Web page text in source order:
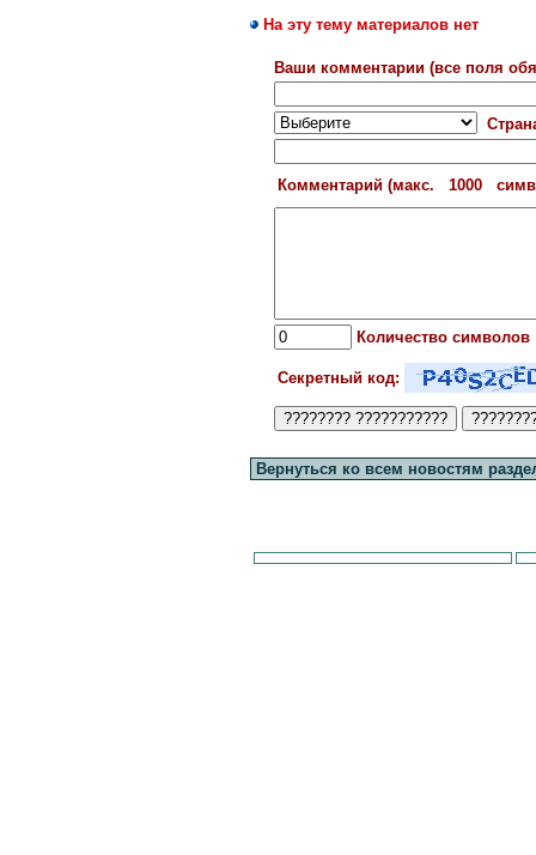
На эту тему материалов нет
Ваши комментарии (все поля
Комментарий (макс. 1000
Количество символов
Секретный код:
Вернуться ко всем новостям